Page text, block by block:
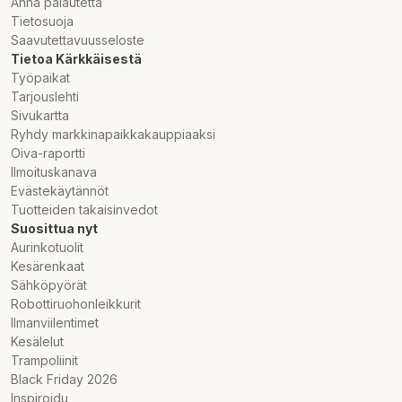
Piirisarja: Unisoc W307
Näyttö: 1.3" 240x240 TFT
Verkko: 4G, 3G, 2G
Roisketiivis: IP68
Akku: 800 mAh
Akun kesto valmiustilassa: 72 tuntia
Muisti: 128 + 128 MB
Kamera: 2 MP
SIM-kortti: Nano SIM-kortti
Laturi: Pogo Pin
Tietosuoja
Saavutettavuusseloste
Tietoa Kärkkäisestä
Työpaikat
Tarjouslehti
Sivukartta
Ryhdy markkinapaikkakauppiaaksi
Oiva-raportti
Ilmoituskanava
Evästekäytännöt
Tuotteiden takaisinvedot
Suosittua nyt
Aurinkotuolit
Kesärenkaat
Sähköpyörät
Robottiruohonleikkurit
Ilmanviilentimet
Kesälelut
Trampoliinit
Black Friday 2026
Inspiroidu